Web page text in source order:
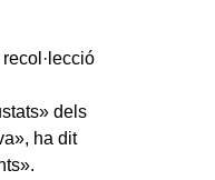
dels
ha dit